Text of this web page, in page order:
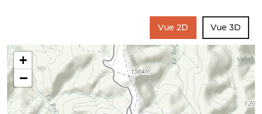
Vue 2D Vue 3D
+
−